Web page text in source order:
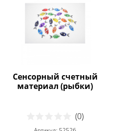
Сенсорный счетный
материал (рыбки)
(0)